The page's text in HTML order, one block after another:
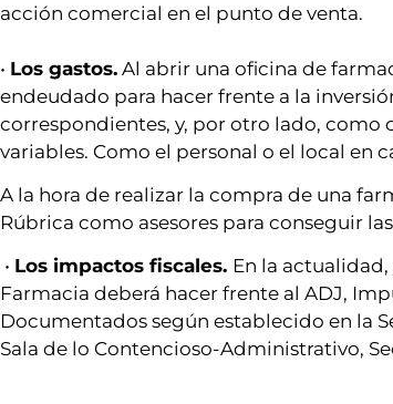
acción comercial en el punto de venta.
• Los gastos. Al abrir una oficina de
endeudado para hacer frente a la
correspondientes, y, por otro lado, como
variables. Como el personal o el local en
A la hora de realizar la compra de una
Rúbrica como asesores para conseguir
• Los impactos fiscales. En la
Farmacia deberá hacer frente al ADJ,
Documentados según establecido en la
Sala de lo Contencioso-Administrativo,